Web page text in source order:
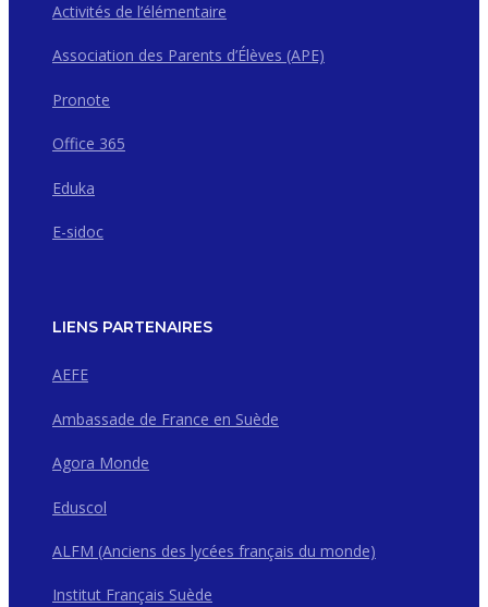
Activités de l’élémentaire
Association des Parents d’Élèves (APE)
Pronote
Office 365
Eduka
E-sidoc
LIENS PARTENAIRES
AEFE
Ambassade de France en Suède
Agora Monde
Eduscol
ALFM (Anciens des lycées français du monde)
Institut Français Suède